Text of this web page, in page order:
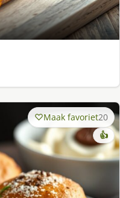
Maak favoriet20
👍